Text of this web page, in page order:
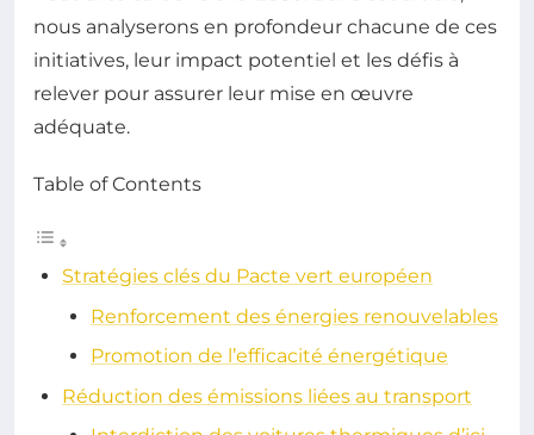
nous analyserons en profondeur chacune de ces
initiatives, leur impact potentiel et les défis à
relever pour assurer leur mise en œuvre
adéquate.
Table of Contents
Stratégies clés du Pacte vert européen
Renforcement des énergies renouvelables
Promotion de l’efficacité énergétique
Réduction des émissions liées au transport